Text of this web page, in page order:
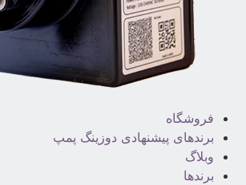
فروشگاه
برندهای پیشنهادی دوزینگ پمپ
وبلاگ
برندها